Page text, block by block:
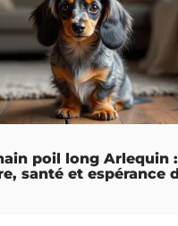
poil long Arlequin :
santé et espérance